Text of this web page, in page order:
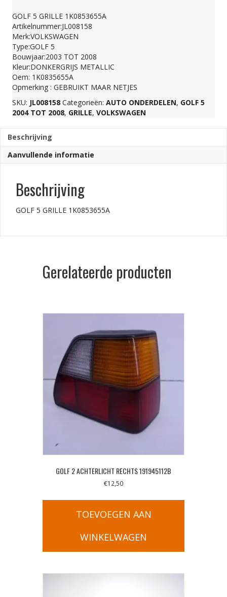
GRILLE
1K0853655A
aantal
GOLF 5 GRILLE 1K0853655A
Artikelnummer:JL008158
Merk:VOLKSWAGEN
Type:GOLF 5
Bouwjaar:2003 TOT 2008
Kleur:DONKERGRIJS METALLIC
Oem: 1K0835655A
Opmerking : GEBRUIKT MAAR NETJES
SKU: JL008158 Categorieën: AUTO ONDERDELEN, GOLF 5
2004 TOT 2008, GRILLE, VOLKSWAGEN
Beschrijving
Aanvullende informatie
Beschrijving
GOLF 5 GRILLE 1K0853655A
Gerelateerde producten
GOLF 2 ACHTERLICHT RECHTS 191945112B
€12,50
TOEVOEGEN AAN
WINKELWAGEN